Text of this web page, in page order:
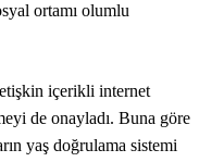
ortamı olumlu
içerikli internet
de onayladı. Buna göre
yaş doğrulama sistemi